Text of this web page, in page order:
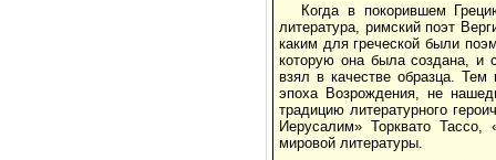
Когда в покорившем
литература, римский поэт
каким для греческой были
которую она была создана, и
взял в качестве образца.
эпоха Возрождения, не
традицию литературного
Иерусалим» Торквато
мировой литературы.